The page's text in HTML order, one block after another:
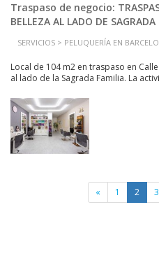
Traspaso de negocio:
BELLEZA AL LADO DE
SERVICIOS > PELUQUERÍA EN
Local de 104 m2 en traspaso en
al lado de la Sagrada Familia. La
« 1 2 3